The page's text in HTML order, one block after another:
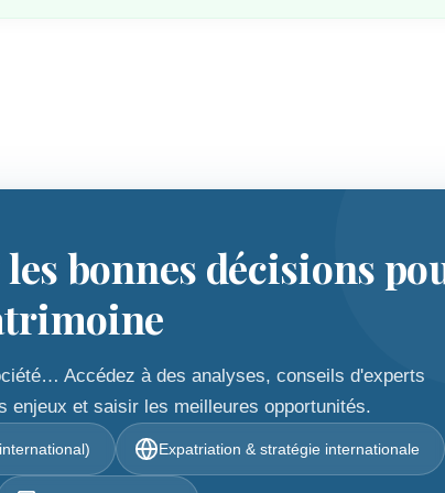
bonnes décisions
Accédez à des analyses, conseils d'experts
enjeux et saisir les meilleures opportunités.
Expatriation & stratégie internationale